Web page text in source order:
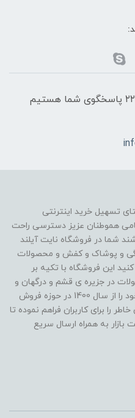
تسهیل خرید اینترنتی
هموطنان عزیز دسترسی راحت
شما در فروشگاه نایت آیلند
و پوشاک و کفش و محصولات
این فروشگاه با تکیه بر
محصولات در جزیره ی قشم و درگهان و
فروش بصورت عمده و تک فعالیت خود را از سال 1400 در حوزه فروش
را برای کاربران فراهم نموده تا
بازار به همراه ارسال سریع